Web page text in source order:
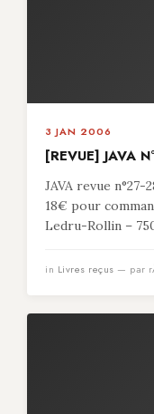
3 JAN 2006
[REVUE] JAVA
JAVA revue n°27-
18€ pour
Ledru-Rollin –
in Livres reçus — par